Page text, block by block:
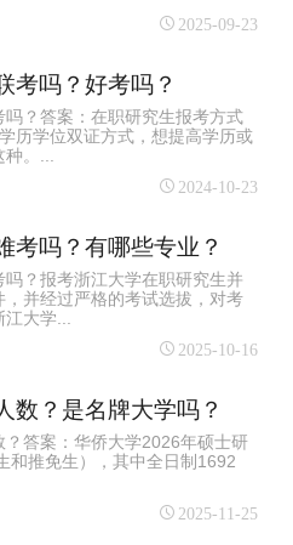
2025-09-23
考吗？好考吗？
？答案：在职研究生报考方式
历学位双证方式，想提高学历或
。...
2024-10-23
考吗？有哪些专业？
？报考浙江大学在职研究生并
并经过严格的考试选拔，对考
大学...
2025-10-16
数？是名牌大学吗？
答案：华侨大学2026年硕士研
和推免生），其中全日制1692
2025-11-25